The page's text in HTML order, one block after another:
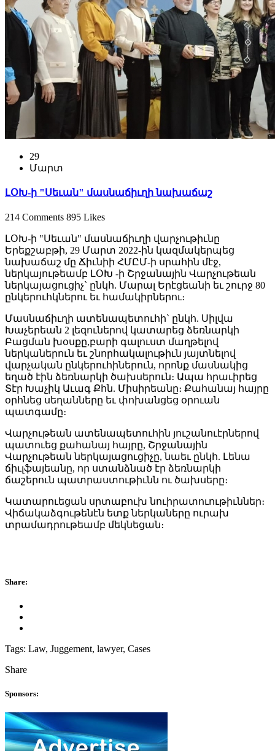
29
Մարտ
ԼՕԽ-ի "Սեւան" մասնաճիւղի նախաճաշ
214 Comments 895 Likes
ԼՕԽ-ի "Սեւան" մասնաճիւղի վարչութիւնը
Երեքշաբթի, 29 Մարտ 2022-ին կազմակերպեց
նախաճաշ մը Ճիւնիի ՀՄԸՄ-ի սրահին մէջ,
ներկայութեամբ ԼՕԽ -ի Շրջանային Վարչութեան
ներկայացուցիչ` ընկհ. Մարալ Երէցեանի եւ շուրջ 80
ընկերուհկներու եւ համակիրներու։
Մասնաճիւղի ատենապետուհի` ընկհ. Սիլվա
Խաչերեան 2 լեզուներով կատարեց ձեռնարկի
Բացման խօսքը,բարի գալուստ մաղթելով
ներկաներուն եւ շնորհակալութիւն յայտնելով
վարչական ընկերուհիներուն, որոնք մասնակից
եղած էին ձեռնարկի ծախսերուն։ Ապա հրաւիրեց
Տէր Խաչիկ Աւագ Քհն. Միսիրեանը։ Քահանայ հայրը
օրհնեց սեղանները եւ փոխանցեց օրուան
պատգամը։
Վարչութեան ատենապետուհին յուշանուէրներով
պատուեց քահանայ հայրը, Շրջանային
Վարչութեան ներկայացուցիչը, նաեւ ընկհ. Լենա
ճիւլֆայեանը, որ ստանձնած էր ձեռնարկի
ճաշերուն պատրաստութիւնն ու ծախսերը։
Կատարուեցան սրտաբուխ նուիրատուութիւններ։
Վիճակաձգութենէն ետք ներկաները ուրախ
տրամադրութեամբ մեկնեցան։
Share:
Tags: Law, Juggement, lawyer, Cases
Share
Sponsors: